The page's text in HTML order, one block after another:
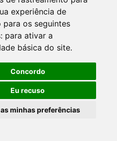
experiência de
para os seguintes
para ativar a
básica do site.
Concordo
Eu recuso
minhas preferências